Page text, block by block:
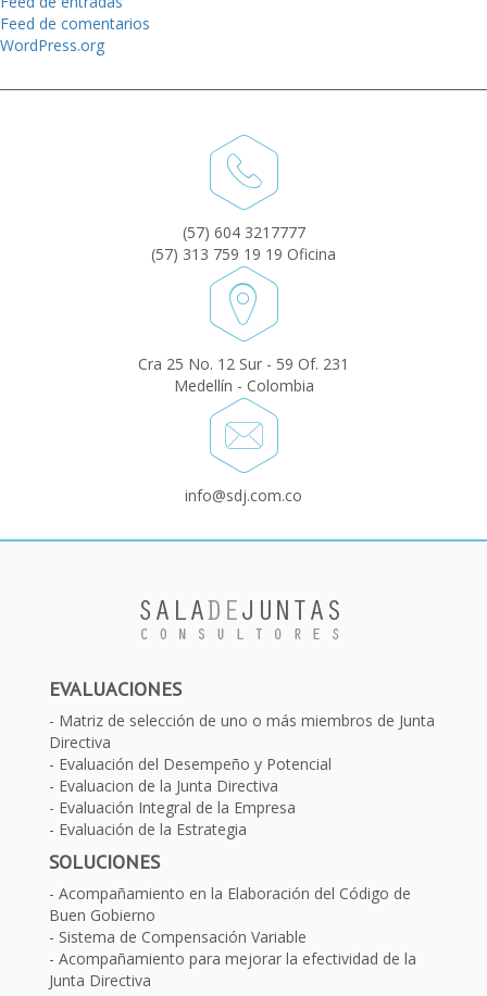
Feed de comentarios
WordPress.org
(57) 604 3217777
(57) 313 759 19 19 Oficina
Cra 25 No. 12 Sur - 59 Of. 231
Medellín - Colombia
info@sdj.com.co
EVALUACIONES
Matriz de selección de uno o más miembros de Junta
Directiva
Evaluación del Desempeño y Potencial
Evaluacion de la Junta Directiva
Evaluación Integral de la Empresa
Evaluación de la Estrategia
SOLUCIONES
Acompañamiento en la Elaboración del Código de
Buen Gobierno
Sistema de Compensación Variable
Acompañamiento para mejorar la efectividad de la
Junta Directiva